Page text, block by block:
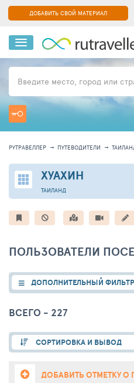
ДОБАВИТЬ СВОЙ МАТЕРИАЛ
Введите место, город или
РУТРАВЕЛЛЕР ПУТЕВОДИТЕЛИ
ХУАХИН
ТАИЛАНД
ПОЛЬЗОВАТЕЛИ
ДОПОЛНИТЕЛЬНЫЙ ФИЛЬТР
ВСЕГО - 227
СОРТИРОВКА И ВЫВОД
ДОБАВИТЬ ОТМЕТКУ